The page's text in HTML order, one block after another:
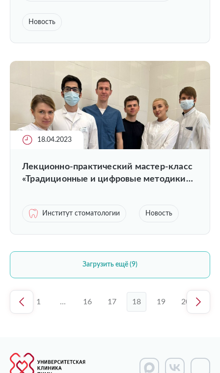
Новость
18.04.2023
Лекционно-практический мастер-класс
«Традиционные и цифровые методики
Институт стоматологии Новость
Загрузить ещё (9)
1 ... 16 17 18 19 20